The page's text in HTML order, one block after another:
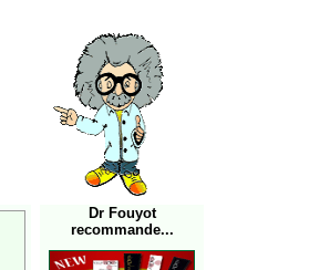
Dr Fouyot
recommande...